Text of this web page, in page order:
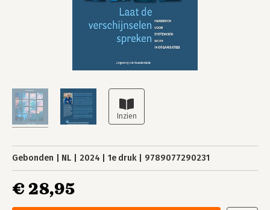
Gebonden NL 2024 1e druk 9789077290231
€ 28,95